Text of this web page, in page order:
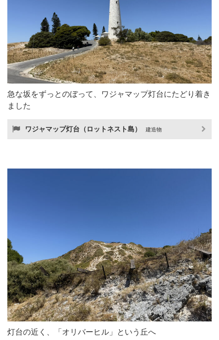
急な坂をずっとのぼって、ワジャマップ灯台にたどり着き
ました
ワジャマップ灯台（ロットネスト島） 建造物
灯台の近く、「オリバーヒル」という丘へ